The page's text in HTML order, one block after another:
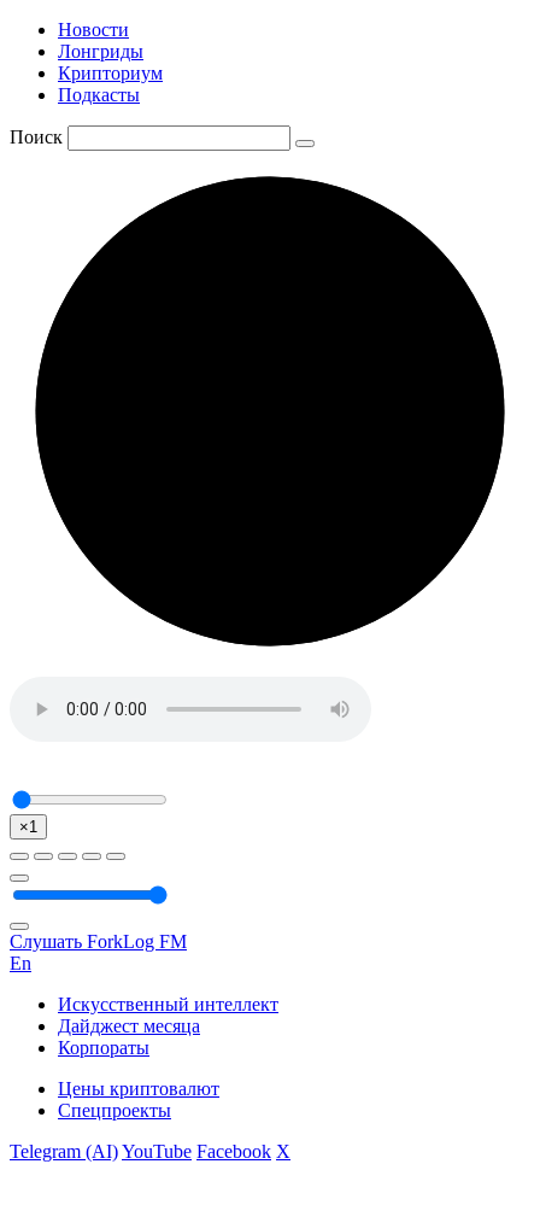
Новости
Лонгриды
Крипториум
Подкасты
Поиск
×1
Слушать ForkLog FM
En
Искусственный интеллект
Дайджест месяца
Корпораты
Цены криптовалют
Спецпроекты
Telegram (AI)YouTube Facebook X